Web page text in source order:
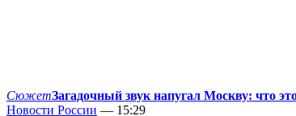
СюжетЗагадочный звук напугал Москву: что
Новости России — 15:29